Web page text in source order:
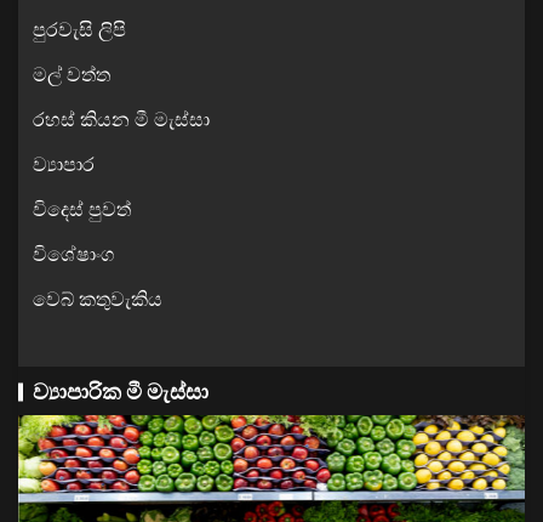
පුරවැසි ලිපි
මල් වත්ත
රහස් කියන මී මැස්සා
ව්‍යාපාර
විදෙස් පුවත්
විශේෂාංග
වෙබ් කතුවැකිය
ව්‍යාපාරික මී මැස්සා